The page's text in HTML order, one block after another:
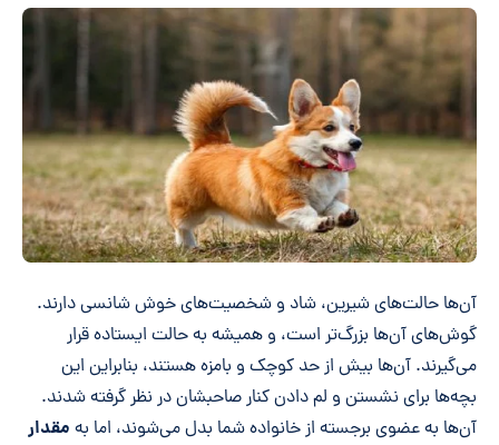
آن‌ها حالت‌های شیرین، شاد و شخصیت‌های خوش شانسی دارند.
گوش‌های آن‌ها بزرگ‌تر است، و همیشه به حالت ایستاده قرار
می‌گیرند. آن‌ها بیش از حد کوچک و بامزه هستند، بنابراین این
بچه‌ها برای نشستن و لم دادن کنار صاحبشان در نظر گرفته شدند.
آن‌ها به عضوی برجسته از خانواده شما بدل می‌شوند، اما به مقدار